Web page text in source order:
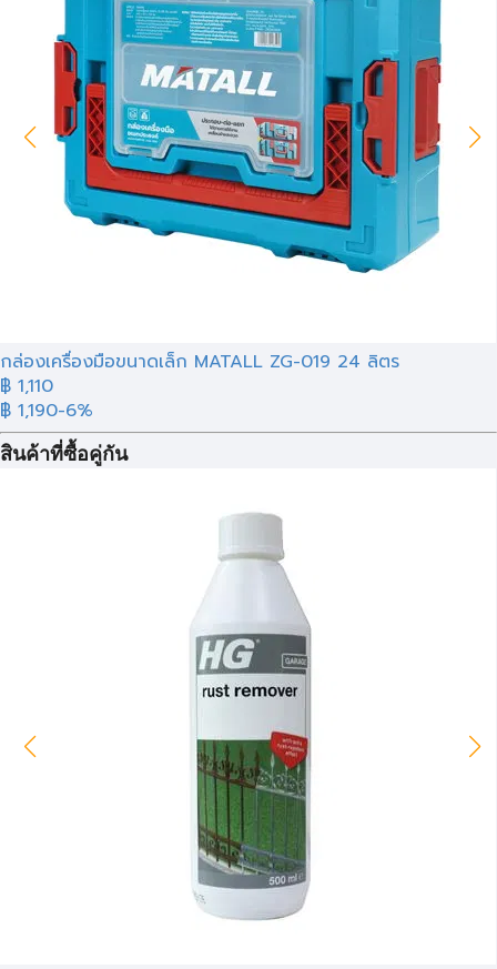
กล่องเครื่องมือขนาดเล็ก MATALL ZG-019 24 ลิตร
฿ 1,110
฿ 1,190-6%
สินค้าที่ซื้อคู่กัน